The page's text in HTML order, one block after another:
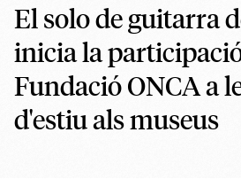
El solo de guitarra
inicia la
Fundació ONCA a
d'estiu als museus